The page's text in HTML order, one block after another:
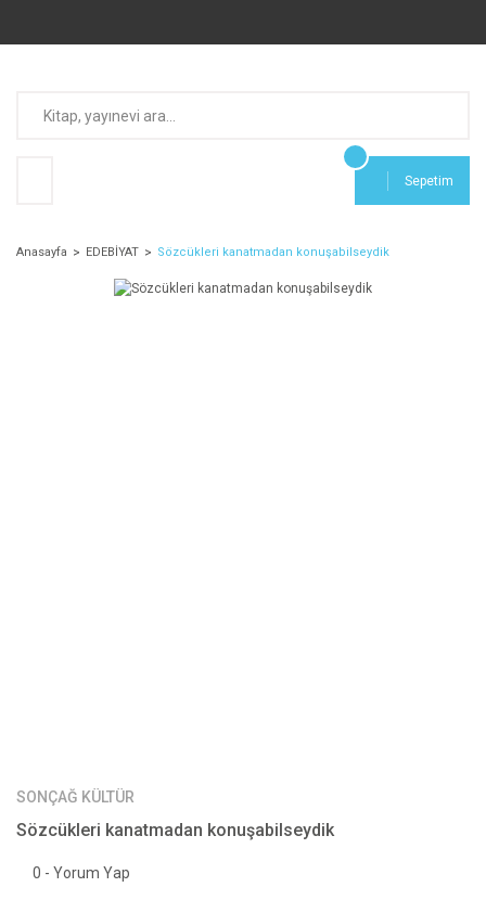
Sepetim
Anasayfa EDEBİYAT Sözcükleri kanatmadan konuşabilseydik
SONÇAĞ KÜLTÜR
Sözcükleri kanatmadan konuşabilseydik
0 - Yorum Yap